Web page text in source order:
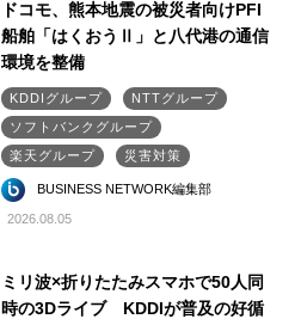
ドコモ、熊本地震の被災者向けPFI
船舶「はくおうⅡ」と八代港の通信
環境を整備
KDDIグループ
NTTグループ
ソフトバンクグループ
楽天グループ
災害対策
BUSINESS NETWORK編集部
2026.08.05
ミリ波×折りたたみスマホで50人同
時の3Dライブ KDDIが普及の好循